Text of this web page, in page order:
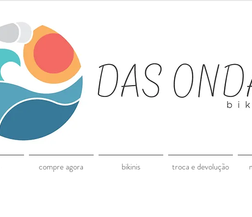
compre agora bikinis troca e devolução